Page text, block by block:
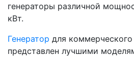
генераторы различной
кВт.
Генератор для коммерческого
представлен лучшими